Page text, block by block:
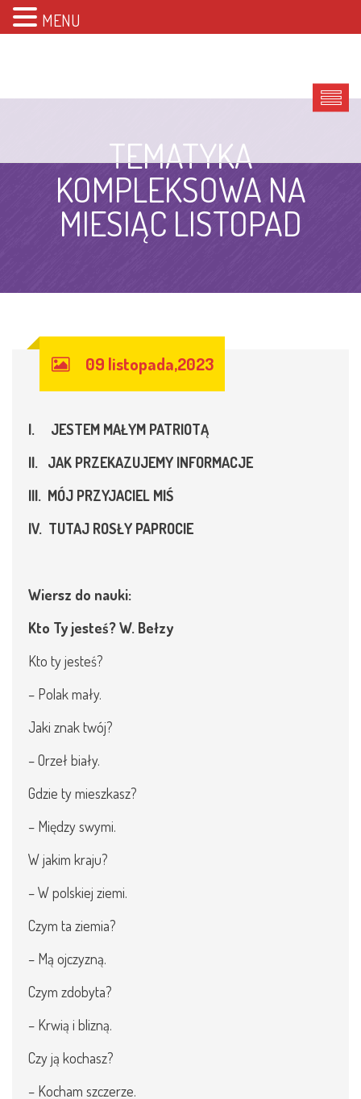
TEMATYKA
KOMPLEKSOWA NA
MIESIĄC LISTOPAD
09 listopada,2023
I. JESTEM MAŁYM PATRIOTĄ
II. JAK PRZEKAZUJEMY INFORMACJE
III. MÓJ PRZYJACIEL MIŚ
IV. TUTAJ ROSŁY PAPROCIE
Wiersz do nauki:
Kto Ty jesteś? W. Bełzy
Kto ty jesteś?
– Polak mały.
Jaki znak twój?
– Orzeł biały.
Gdzie ty mieszkasz?
– Między swymi.
W jakim kraju?
– W polskiej ziemi.
Czym ta ziemia?
– Mą ojczyzną.
Czym zdobyta?
– Krwią i blizną.
Czy ją kochasz?
– Kocham szczerze.
MENU